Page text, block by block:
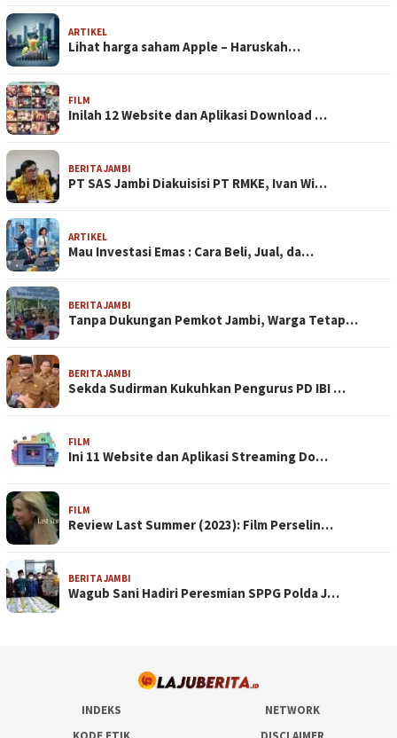
ARTIKEL
Lihat harga saham Apple – Haruskah…
FILM
Inilah 12 Website dan Aplikasi Download …
BERITA JAMBI
PT SAS Jambi Diakuisisi PT RMKE, Ivan Wi…
ARTIKEL
Mau Investasi Emas : Cara Beli, Jual, da…
BERITA JAMBI
Tanpa Dukungan Pemkot Jambi, Warga Tetap…
BERITA JAMBI
Sekda Sudirman Kukuhkan Pengurus PD IBI …
FILM
Ini 11 Website dan Aplikasi Streaming Do…
FILM
Review Last Summer (2023): Film Perselin…
BERITA JAMBI
Wagub Sani Hadiri Peresmian SPPG Polda J…
INDEKS
NETWORK